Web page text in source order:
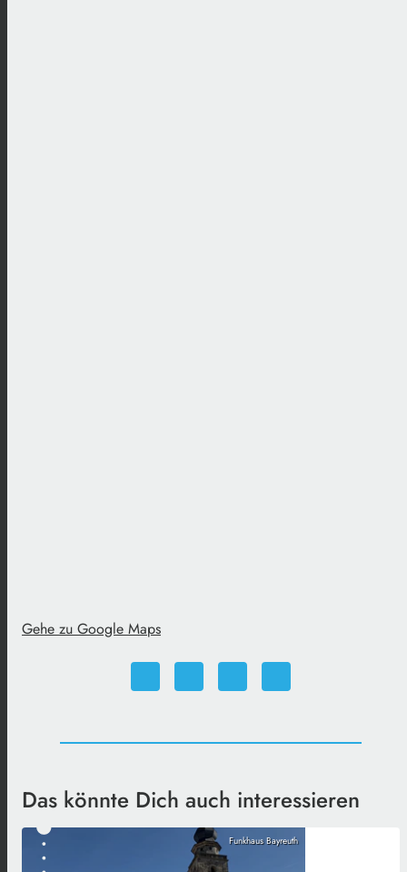
Gehe zu Google Maps
Das könnte Dich auch interessieren
Funkhaus Bayreuth